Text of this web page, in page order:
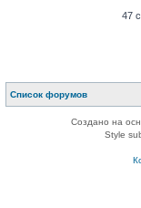
47
Список форумов
Создано на
Style